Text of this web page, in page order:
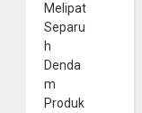
Melipat
Separu
h
Denda
m
Produk